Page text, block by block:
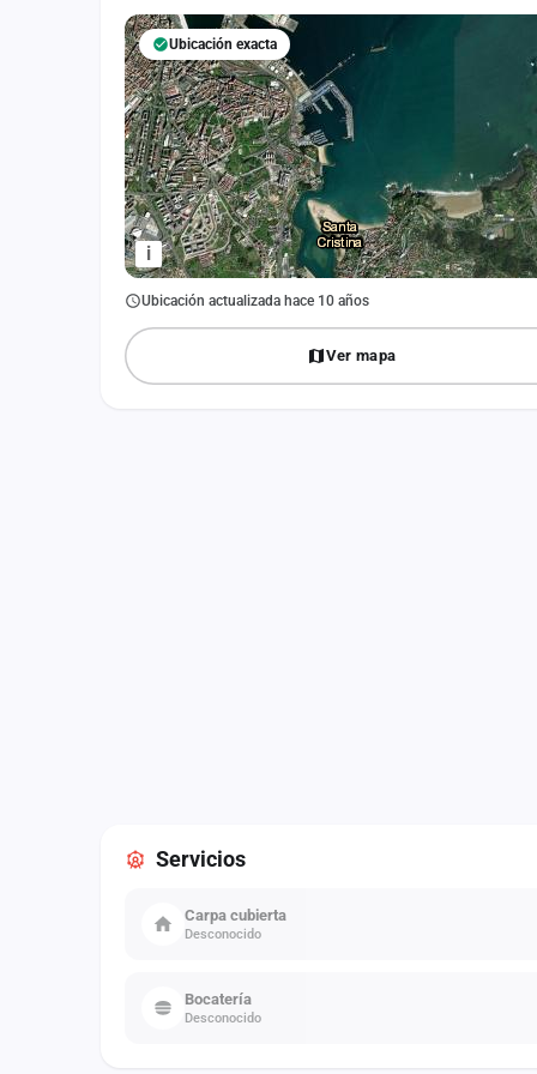
i
Ubicación exacta
Ubicación actualizada hace 10 años
Ver mapa
Servicios
Carpa cubierta
Desconocido
Bocatería
Desconocido
Iniciar sesión
Crear cuenta
Administración